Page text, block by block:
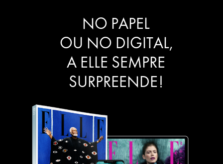
NO PAPEL
OU NO DIGITAL,
A ELLE SEMPRE
SURPREENDE!